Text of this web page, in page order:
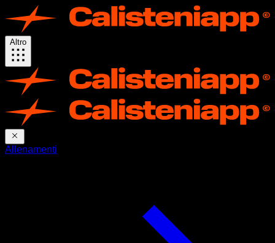
Altro
Allenamenti